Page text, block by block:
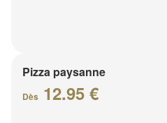
Pizza paysanne
Dès 12.95 €